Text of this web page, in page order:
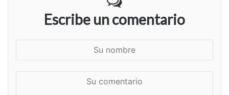
Escribe un comentario